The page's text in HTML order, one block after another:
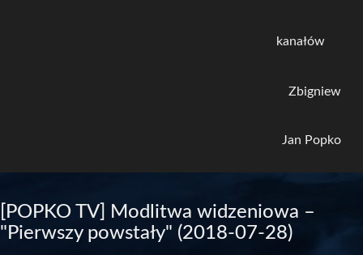
kanałów
Zbigniew
Jan Popko
[POPKO TV] Modlitwa widzeniowa –
"Pierwszy powstały" (2018-07-28)